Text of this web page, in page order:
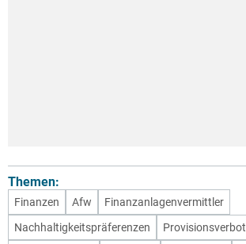
Themen:
Finanzen Afw
Finanzanlagenvermittler
Nachhaltigkeitspräferenzen
Provisionsverbot